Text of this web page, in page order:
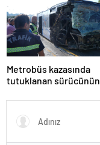
Metrobüs kazasında
tutuklanan sürücünün